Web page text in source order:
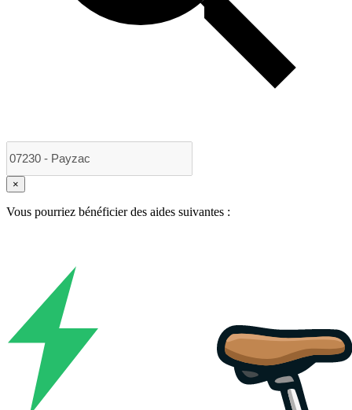
×
Vous pourriez bénéficier des aides suivantes :